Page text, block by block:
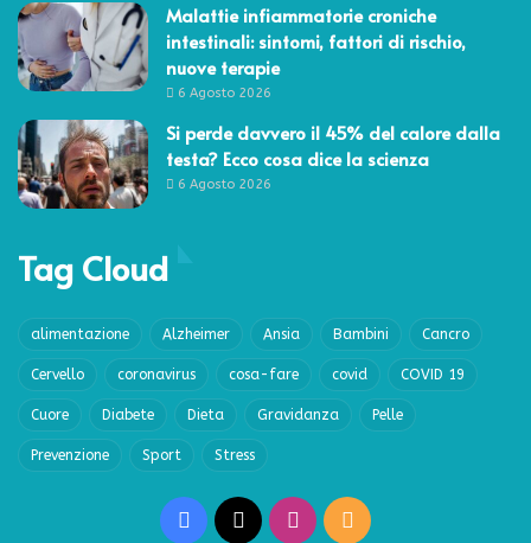
Malattie infiammatorie croniche
intestinali: sintomi, fattori di rischio,
nuove terapie
6 Agosto 2026
Si perde davvero il 45% del calore dalla
testa? Ecco cosa dice la scienza
6 Agosto 2026
Tag Cloud
alimentazione Alzheimer Ansia Bambini Cancro
Cervello coronavirus cosa-fare covid COVID 19
Cuore Diabete Dieta Gravidanza Pelle
Prevenzione Sport Stress
Facebook Instagram
RSS